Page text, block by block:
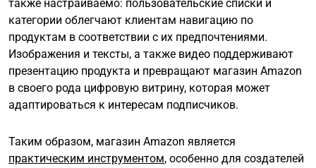
также настраиваемо: пользовательские списки и
категории облегчают клиентам навигацию по
продуктам в соответствии с их предпочтениями.
Изображения и тексты, а также видео поддерживают
презентацию продукта и превращают магазин Amazon
в своего рода цифровую витрину, которая может
адаптироваться к интересам подписчиков.
Таким образом, магазин Amazon является
практическим инструментом, особенно для создателей